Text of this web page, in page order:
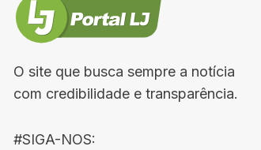
O site que busca sempre a notícia
com credibilidade e transparência.
#SIGA-NOS: